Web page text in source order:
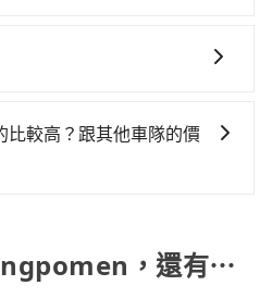
時3分鐘。長距離移動確實搭
人以下要乘車，也可參考
多可再節省50%的交通費
一次租車都好像在開樂透一
載其他乘客的人來說就有不
隨租隨還看似方便，但實際
上，無論在價格或服務品質
用在300至500元之間。
的合法性、司機和車輛的資
位司機每次服務的狀況以及
用作後續的司機教育參考。
較高？跟其他車隊的價
LINE Taxi、Uber，機場接送
、和運租車，包車旅遊則是
，還有⋯